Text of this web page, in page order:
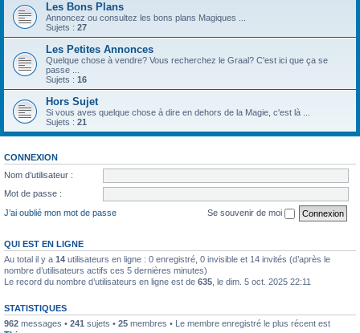
Les Bons Plans
Annoncez ou consultez les bons plans Magiques ...
Sujets : 27
Les Petites Annonces
Quelque chose à vendre? Vous recherchez le Graal? C'est ici que ça se
passe ...
Sujets : 16
Hors Sujet
Si vous aves quelque chose à dire en dehors de la Magie, c'est là ...
Sujets : 21
CONNEXION
Nom d’utilisateur :
Mot de passe :
J’ai oublié mon mot de passe
Se souvenir de moi
QUI EST EN LIGNE
Au total il y a 14 utilisateurs en ligne : 0 enregistré, 0 invisible et 14 invités (d’après le
nombre d’utilisateurs actifs ces 5 dernières minutes)
Le record du nombre d’utilisateurs en ligne est de 635 , le dim. 5 oct. 2025 22:11
STATISTIQUES
962 messages • 241 sujets • 25 membres • Le membre enregistré le plus récent est